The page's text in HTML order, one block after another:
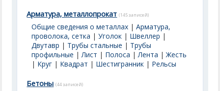
Арматура, металлопрокат (145 записей)
Общие сведения о металлах |Арматура,
проволока, сетка |Уголок | Швеллер |
Двутавр | Трубы стальные | Трубы
профильные |Лист | Полоса |Лента |Жесть
| Круг | Квадрат | Шестигранник | Рельсы
Бетоны (44 записей)